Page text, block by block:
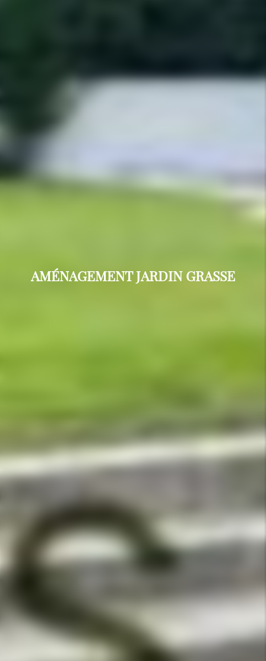
AMÉNAGEMENT JARDIN GRASSE